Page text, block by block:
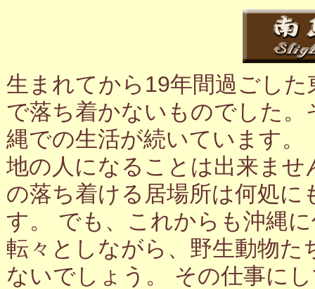
生まれてから19年間過ごし
で落ち着かないものでした
縄での生活が続いています
地の人になることは出来ま
の落ち着ける居場所は何処
す。 でも、これからも沖縄
転々としながら、野生動物
ないでしょう。 その仕事に